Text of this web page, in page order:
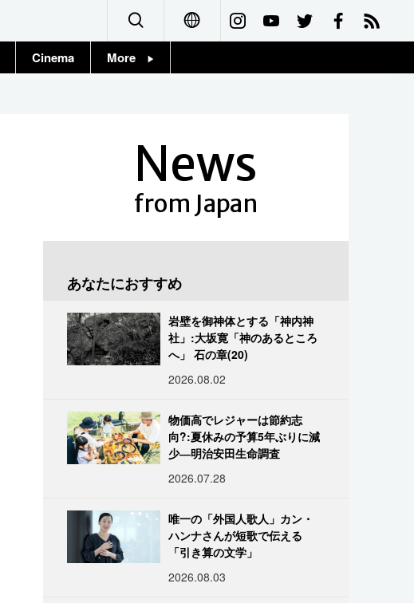
Français
Cinema More
News
from Japan
あなたにおすすめ
岩壁を御神体とする「神内神
社」:大坂寛「神のあるところ
へ」 石の章(20)
2026.08.02
物価高でレジャーは節約志
向?:夏休みの予算5年ぶりに減
少―明治安田生命調査
2026.07.28
唯一の「外国人歌人」カン・
ハンナさんが短歌で伝える
「引き算の文学」
2026.08.03